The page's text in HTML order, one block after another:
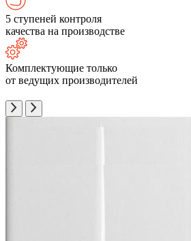
5 ступеней контроля
качества на производстве
Комплектующие только
от ведущих производителей